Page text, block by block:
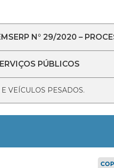
N° 29/2020 –
PÚBLICOS
VEÍCULOS PESADOS.